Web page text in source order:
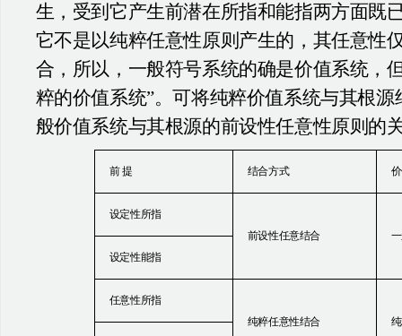
生，受到它产生前潜在所指和能指两方面既
它不是以纯粹任意性原则产生的，其任意性
合，所以，一般符号系统的确是价值系统，
粹的价值系统”。可将纯粹价值系统与其根
般价值系统与其根源的前设性任意性原则的
前 提 结合方式
设定性所指
前设性任意结合
设定性能指
任意性所指
纯粹任意性结合